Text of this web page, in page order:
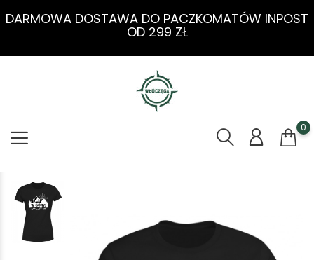
DARMOWA DOSTAWA DO PACZKOMATÓW INPOST
OD 299 ZŁ
0